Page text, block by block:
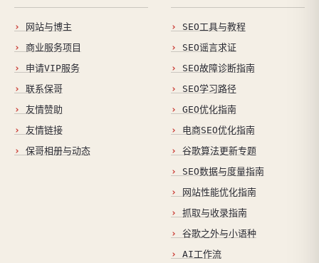
网站与博主
商业服务项目
申请VIP服务
联系保哥
友情赞助
友情链接
保哥相册与动态
SEO工具与教程
SEO谣言求证
SEO故障诊断指南
SEO学习路径
GEO优化指南
电商SEO优化指南
谷歌算法更新专题
SEO数据与度量指南
网站性能优化指南
抓取与收录指南
谷歌之外与小语种
AI工作流